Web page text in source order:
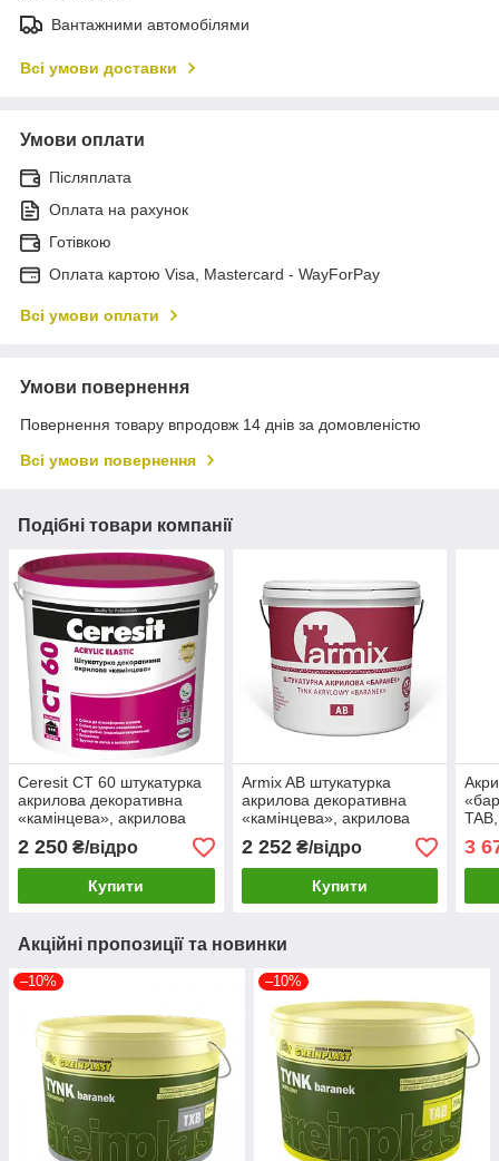
Вантажними автомобілями
Всі умови доставки
Умови оплати
Післяплата
Оплата на рахунок
Готівкою
Оплата картою Visa, Mastercard - WayForPay
Всі умови оплати
Умови повернення
Повернення товару впродовж 14 днів за домовленістю
Всі умови повернення
Подібні товари компанії
Ceresit CT 60 штукатурка
акрилова декоративна
«камінцева», акрилова
штукатурка Церезіт
баранек
2 250 ₴/відро
Купити
Armix AB штукатурка
акрилова декоративна
«камінцева», акрилова
штукатурка Армікс
баранек, 25кг
2 252₴/відро
Купити
3
Акційні пропозиції та новинки
–10% –10%